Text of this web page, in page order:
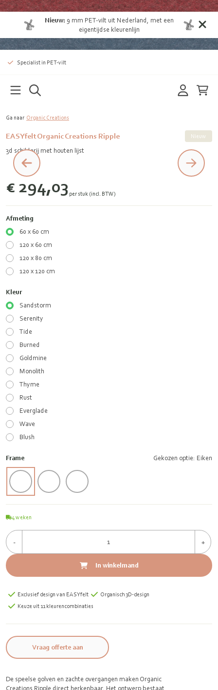
Nieuw: 9 mm PET-vilt uit Nederland , met een
eigentijdse kleurenlijn
Specialist in PET-vilt
Ga naar Organic Creations
EASYfelt Organic Creations Ripple
3d schilderij met houten lijst
Nieuw
€ 294,03 per stuk (incl. BTW)
Afmeting
60 x 60 cm
120 x 60 cm
120 x 80 cm
120 x 120 cm
Kleur
Sandstorm
Serenity
Tide
Burned
Goldmine
Monolith
Thyme
Rust
Everglade
Wave
Blush
Frame Gekozen optie: Eiken
4weken
- +
In winkelmand
Exclusief design van EASYfelt
Organisch 3D-design
Keuze uit 11 kleurencombinaties
Vraag offerte aan
De speelse golven en zachte overgangen maken Organic
Creations Ripple direct herkenbaar. Het ontwerp bestaat